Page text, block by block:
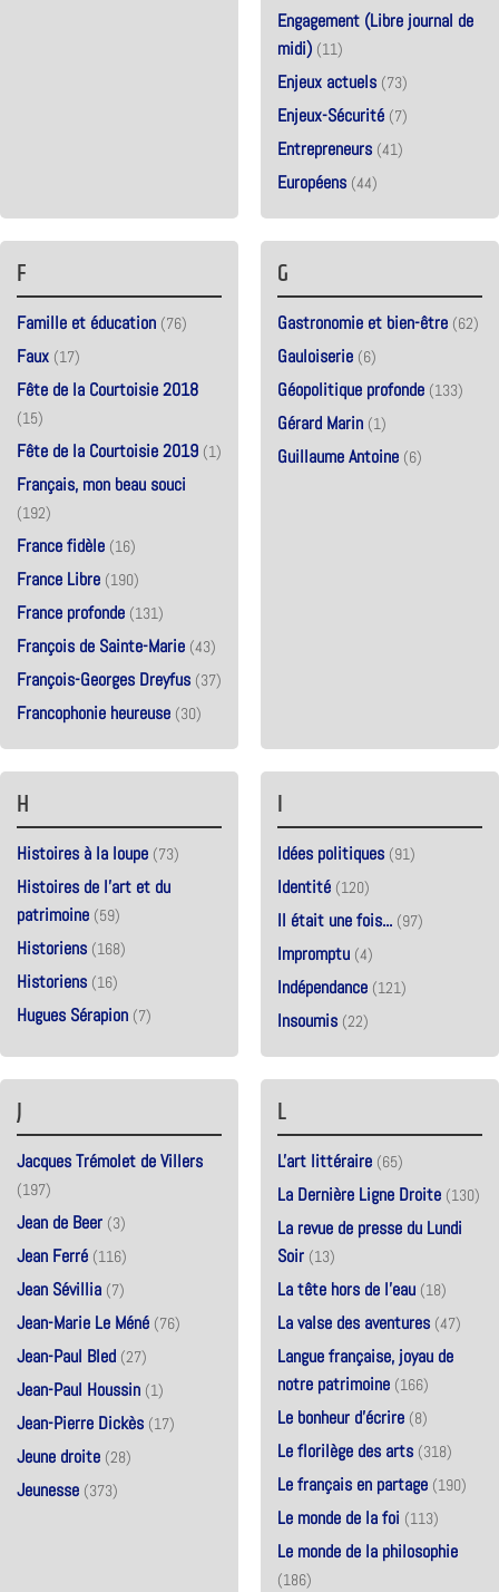
Engagement (Libre journal de
midi) (11)
Enjeux actuels (73)
Enjeux-Sécurité (7)
Entrepreneurs (41)
Européens (44)
F
Famille et éducation (76)
Faux (17)
Fête de la Courtoisie 2018
(15)
Fête de la Courtoisie 2019 (1)
Français, mon beau souci
(192)
France fidèle (16)
France Libre (190)
France profonde (131)
François de Sainte-Marie (43)
François-Georges Dreyfus (37)
Francophonie heureuse (30)
G
Gastronomie et bien-être (62)
Gauloiserie (6)
Géopolitique profonde (133)
Gérard Marin (1)
Guillaume Antoine (6)
H
Histoires à la loupe (73)
Histoires de l'art et du
patrimoine (59)
Historiens (168)
Historiens (16)
Hugues Sérapion (7)
I
Idées politiques (91)
Identité (120)
Il était une fois... (97)
Impromptu (4)
Indépendance (121)
Insoumis (22)
J
Jacques Trémolet de Villers
(197)
Jean de Beer (3)
Jean Ferré (116)
Jean Sévillia (7)
Jean-Marie Le Méné (76)
Jean-Paul Bled (27)
Jean-Paul Houssin (1)
Jean-Pierre Dickès (17)
Jeune droite (28)
Jeunesse (373)
L
L'art littéraire (65)
La Dernière Ligne Droite (130)
La revue de presse du Lundi
Soir (13)
La tête hors de l'eau (18)
La valse des aventures (47)
Langue française, joyau de
notre patrimoine (166)
Le bonheur d'écrire (8)
Le florilège des arts (318)
Le français en partage (190)
Le monde de la foi (113)
Le monde de la philosophie
(186)